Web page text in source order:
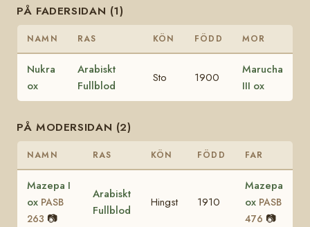
PÅ FADERSIDAN (1)
NAMN RAS KÖN FÖDD MOR
Nukra
ox
Arabiskt
Fullblod
Sto 1900
Marucha
III ox
PÅ MODERSIDAN (2)
NAMN RAS KÖN FÖDD FAR
Mazepa I
ox PASB
263 📷
Arabiskt
Fullblod
Hingst 1910
Mazepa
ox PASB
476 📷